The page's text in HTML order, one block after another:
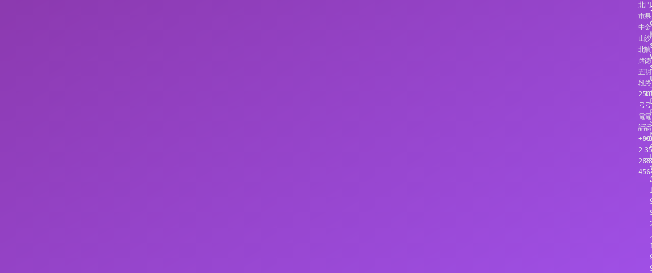
北
市
中
山
北
路
五
段
250
号
電
話：
2
門
県
金
沙
鎮
徳
明
路
号
電